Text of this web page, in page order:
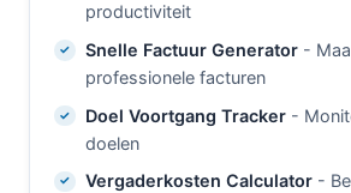
productiviteit
Snelle Factuur Generator-
professionele facturen
Doel Voortgang Tracker-
doelen
Vergaderkosten Calculator-